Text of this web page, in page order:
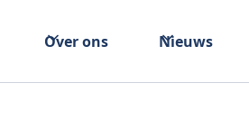
Over ons Nieuws